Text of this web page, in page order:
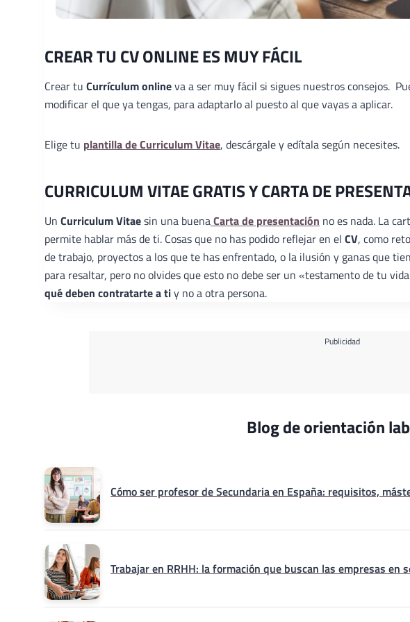
CREAR TU CV ONLINE ES MUY FÁCIL
Crear tu Currículum onlineva a ser muy fácil si sigues nuestros consejos.
modificar el que ya tengas, para adaptarlo al puesto al que vayas a aplicar.
Elige tu plantilla de Curriculum Vitae, descárgale y edítala según necesites.
CURRICULUM VITAE GRATIS Y CARTA DE
Un Curriculum Vitaesin una buenaCarta de presentación no es nada. La
permite hablar más de ti. Cosas que no has podido reflejar en el CV, como
de trabajo, proyectos a los que te has enfrentado, o la ilusión y ganas que
para resaltar, pero no olvides que esto no debe ser un «testamento de tu
qué deben contratarte a tiy no a otra persona.
Publicidad
Blog de orientación
Cómo ser profesor de Secundaria en España: requisitos,
Trabajar en RRHH: la formación que buscan las empresas en